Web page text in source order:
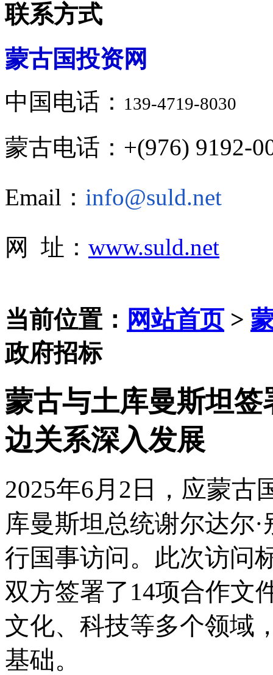
联系方式
蒙古国投资网
中国电话： 139-4719-8030
蒙古电话：+(976) 9192-
Email： info@suld.net
网 址： www.suld.net
当前位置： 网站首页>
政府招标
蒙古与土库曼斯坦
边关系深入发展
2025年6月2日，应蒙古
库曼斯坦总统谢尔达尔
行国事访问。此次访问
双方签署了14项合作文
文化、科技等多个领域
基础。